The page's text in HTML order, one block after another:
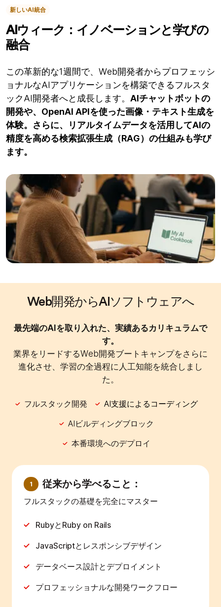
新しいAI統合
AIウィーク：イノベーションと学びの
融合
この革新的な1週間で、Web開発者からプロフェッシ
ョナルなAIアプリケーションを構築できるフルスタ
ックAI開発者へと成長します。 AIチャットボットの
開発や、OpenAI APIを使った画像・テキスト生成を
体験。さらに、リアルタイムデータを活用してAIの
精度を高める検索拡張生成（RAG）の仕組みも学び
ます。
Web開発からAIソフトウェアへ
最先端のAIを取り入れた、実績あるカリキュラムで
す。
業界をリードするWeb開発ブートキャンプをさらに
進化させ、学習の全過程に人工知能を統合しまし
た。
フルスタック開発
AI支援によるコーディング
AIビルディングブロック
本番環境へのデプロイ
1
従来から学べること：
フルスタックの基礎を完全にマスター
RubyとRuby on Rails
JavaScriptとレスポンシブデザイン
データベース設計とデプロイメント
プロフェッショナルな開発ワークフロー